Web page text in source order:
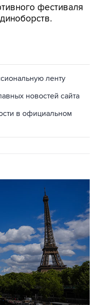
фестиваля
ленту
новостей сайта
в официальном